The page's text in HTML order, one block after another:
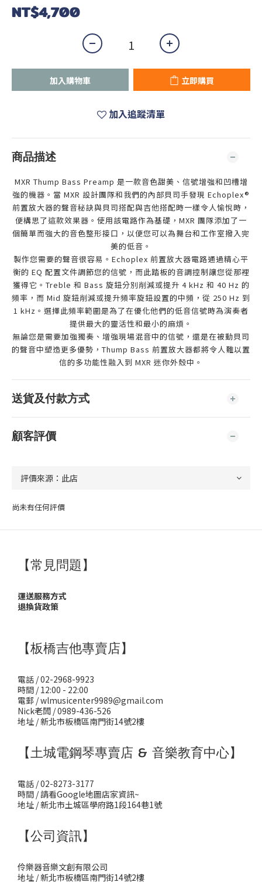
NT$4,700
加入購物車 立即購買
加入追蹤清單
商品描述
MXR Thump Bass Preamp 是一款音色甜美、信號增強和凹槽增
強的機器。當 MXR 設計團隊和我們的內部貝司手發現 Echoplex®
前置放大器的聲音秘訣與貝司搭配與吉他搭配時一樣令人愉悅時，
便構思了這款效果器。使用該電路作為基礎，MXR 團隊添加了一
個簡單而強大的音色整形接口，以便您可以為舞台和工作室撥入完
美的低音。
製作您需要的聲音很容易。Echoplex 前置放大器電路通過精心平
衡的 EQ 配置文件調節您的信號，而此踏板的音調控制讓您從那裡
獲得它。Treble 和 Bass 旋鈕分別削減或提升 4 kHz 和 40 Hz 的
頻率，而 Mid 旋鈕削減或提升頻率旋鈕設置的中頻，從 250 Hz 到
1 kHz。選擇此頻率範圍是為了在優化他們的低音信號時為演奏者
提供最大的靈活性和最小的麻煩。
無論您是需要加強獨奏、增強現場混音中的信號，還是在被動貝司
的聲音中塑造更多優勢，Thump Bass 前置放大器都將令人難以置
信的多功能性融入到 MXR 迷你外殼中。
送貨及付款方式
顧客評價
尚未有任何評價
【常見問題】
運送服務方式
退換貨政策
【板橋吉他專賣店】
電話 / 02-2968-9923
時間 / 12:00 - 22:00
電郵 / wlmusicenter9989@gmail.com
Nick老闆 / 0989-436-526
地址 / 新北市板橋區南門街14號2樓
【土城電鋼琴專賣店 & 音樂教育中心】
電話 / 02-8273-3177
時間 / 請看Google地圖店家資訊~
地址 / 新北市土城區學府路1段164巷1號
【公司資訊】
伶樂器音樂文創有限公司
地址 / 新北市板橋區南門街14號2樓